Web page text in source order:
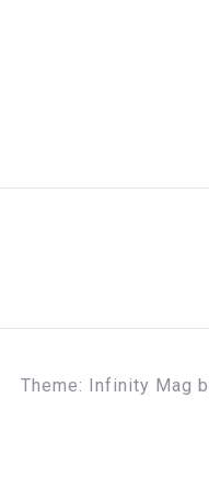
Theme: Infinity Mag